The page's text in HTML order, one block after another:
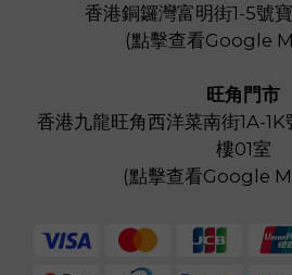
香港銅鑼灣富明街1-5號
(點擊查看Google
旺角門市
香港九龍旺角西洋菜南街1A-
樓01室
(點擊查看Google